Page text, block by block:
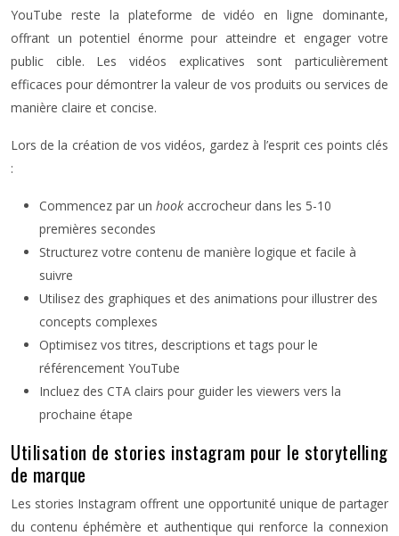
YouTube reste la plateforme de vidéo en ligne dominante,
offrant un potentiel énorme pour atteindre et engager votre
public cible. Les vidéos explicatives sont particulièrement
efficaces pour démontrer la valeur de vos produits ou services de
manière claire et concise.
Lors de la création de vos vidéos, gardez à l’esprit ces points clés
:
Commencez par un hook accrocheur dans les 5-10
premières secondes
Structurez votre contenu de manière logique et facile à
suivre
Utilisez des graphiques et des animations pour illustrer des
concepts complexes
Optimisez vos titres, descriptions et tags pour le
référencement YouTube
Incluez des CTA clairs pour guider les viewers vers la
prochaine étape
Utilisation de stories instagram pour le storytelling
de marque
Les stories Instagram offrent une opportunité unique de partager
du contenu éphémère et authentique qui renforce la connexion